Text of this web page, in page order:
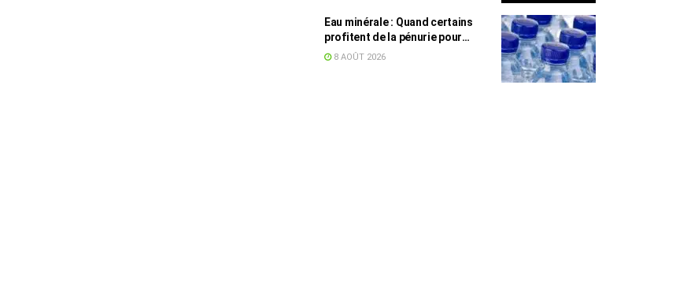
Eau minérale : Quand certains
profitent de la pénurie pour
augmenter les prix
8 AOÛT 2026